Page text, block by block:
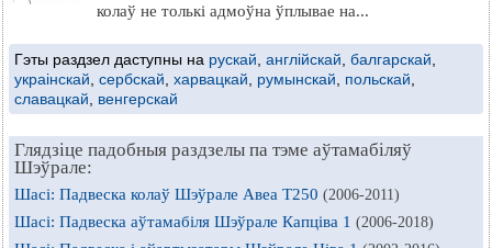
колаў не толькі адмоўна ўплывае на...
Гэты раздзел даступны на рускай англійскай балгарскай
украінскай сербскай харвацкай румынскай польскай
славацкай
венгерскай
Глядзіце падобныя раздзелы па тэме аўтамабіляў
Шэўрале:
Шасі: Падвеска колаў Шэўрале Авеа Т250 (2006-2011)
Шасі: Падвеска аўтамабіля Шэўрале Капціва 1 (2006-2018)